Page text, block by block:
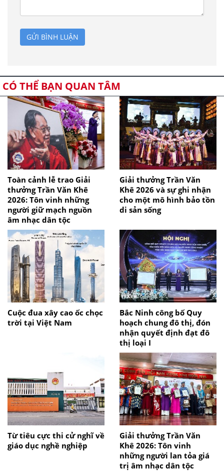
GỬI BÌNH LUẬN
CÓ THỂ BẠN QUAN TÂM
Toàn cảnh lễ trao Giải
thưởng Trần Văn Khê
2026: Tôn vinh những
người giữ mạch nguồn
âm nhạc dân tộc
Giải thưởng Trần Văn
Khê 2026 và sự ghi nhận
cho một mô hình bảo tồn
di sản sống
Cuộc đua xây cao ốc chọc
trời tại Việt Nam
Bắc Ninh công bố Quy
hoạch chung đô thị, đón
nhận quyết định đạt đô
thị loại I
Từ tiêu cực thi cử nghĩ về
giáo dục nghề nghiệp
Giải thưởng Trần Văn
Khê 2026: Tôn vinh
những người lan tỏa giá
trị âm nhạc dân tộc